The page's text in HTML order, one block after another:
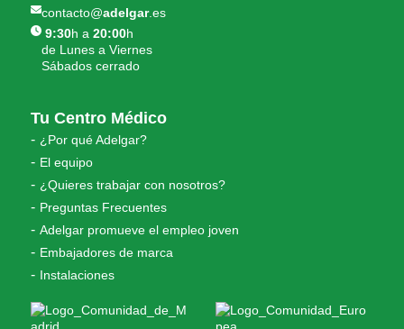
contacto@adelgar.es
9:30h a20:00h
de Lunes a Viernes
Sábados cerrado
Tu Centro Médico
¿Por qué Adelgar?
El equipo
¿Quieres trabajar con nosotros?
Preguntas Frecuentes
Adelgar promueve el empleo joven
Embajadores de marca
Instalaciones